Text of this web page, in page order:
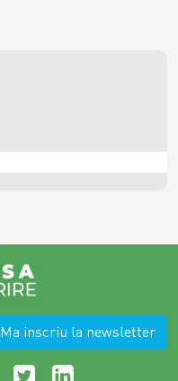
Ma inscriu la newsletter